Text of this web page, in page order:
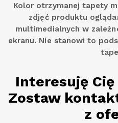
Kolor otrzymanej tapety
zdjęć produktu
multimedialnych w
ekranu. Nie stanowi to
Interesuję
Zostaw
z